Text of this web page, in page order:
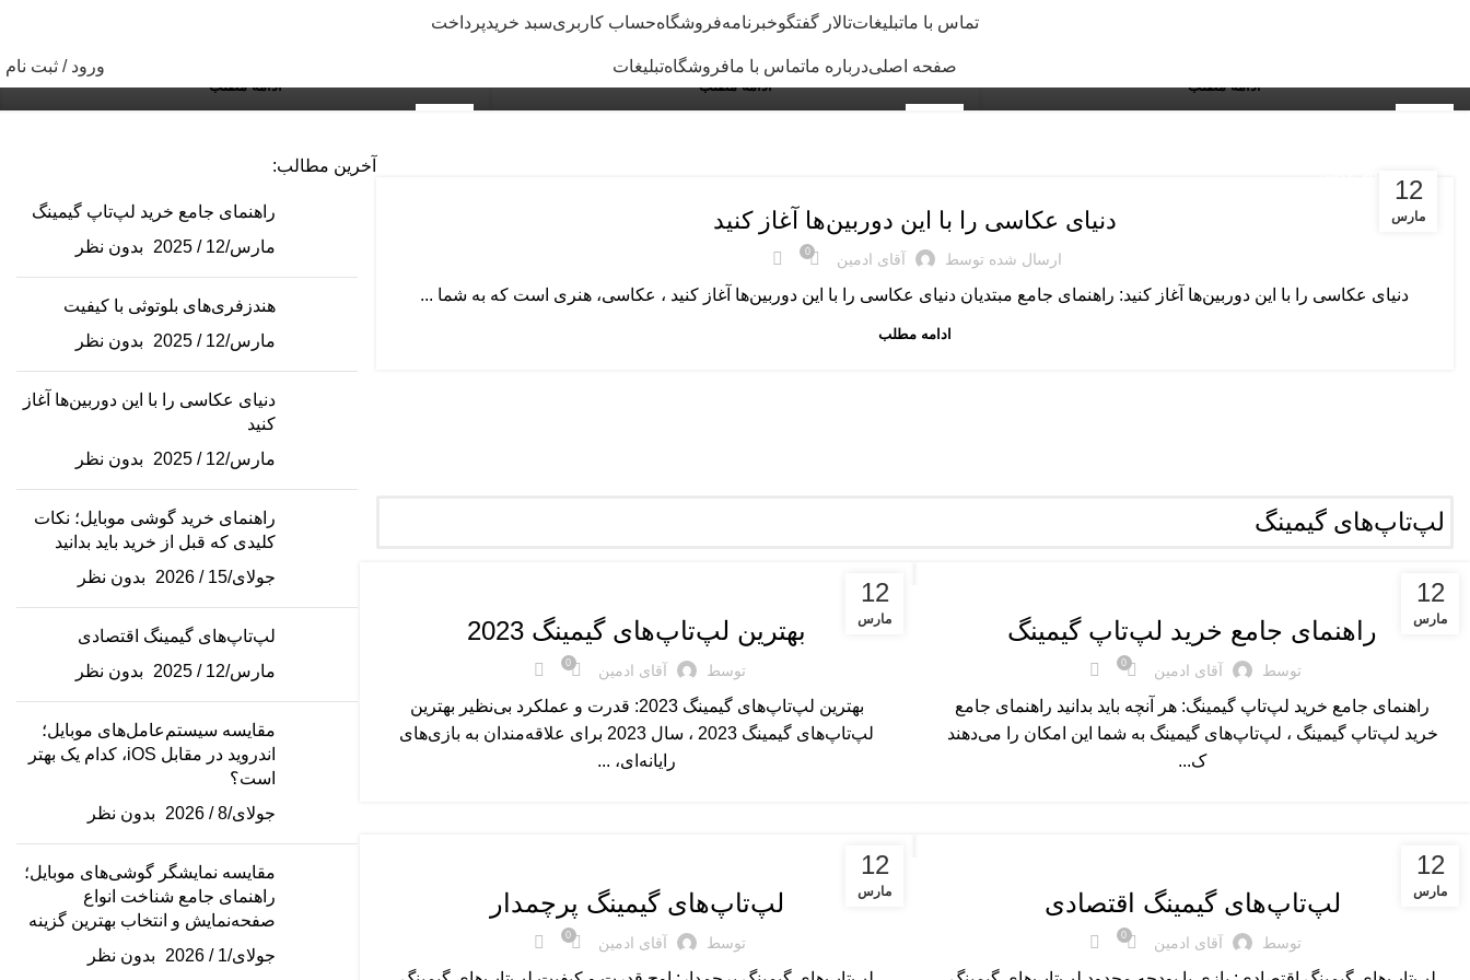
تماس با ماتبلیغاتتالار گفتگوخبرنامهفروشگاهحساب کاربریسبد خریدپرداخت
صفحه اصلیدرباره ماتماس با مافروشگاهتبلیغات ورود / ثبت نام
ادامه مطلب
انتخاب قدرتمندترین گوشی‌های گیمینگ صنعت بازی‌های
ادامه مطلب ادامه مطلب
12
مارس دنیای عکاسی را با این دوربین‌ها آغاز کنید
ارسال شده توسط آقای ادمین 0
دنیای عکاسی را با این دوربین‌ها آغاز کنید: راهنمای جامع مبتدیان دنیای عکاسی را با این دوربین‌ها آغاز کنید ، عکاسی، هنری است که به شما ...
ادامه مطلب
لپ‌تاپ‌های گیمینگ
12
مارس
لپ‌تاپ‌های گیمینگ
راهنمای جامع خرید لپ‌تاپ گیمینگ
توسط آقای ادمین 0
راهنمای جامع خرید لپ‌تاپ گیمینگ: هر آنچه باید بدانید راهنمای جامع
خرید لپ‌تاپ گیمینگ ، لپ‌تاپ‌های گیمینگ به شما این امکان را می‌دهند
ک...
12
مارس
لپ‌تاپ‌های گیمینگ
بهترین لپ‌تاپ‌های گیمینگ 2023
توسط آقای ادمین 0
بهترین لپ‌تاپ‌های گیمینگ 2023: قدرت و عملکرد بی‌نظیر بهترین
لپ‌تاپ‌های گیمینگ 2023 ، سال 2023 برای علاقه‌مندان به بازی‌های
رایانه‌ای، ...
12
مارس
لپ‌تاپ‌های گیمینگ
لپ‌تاپ‌های گیمینگ اقتصادی
توسط آقای ادمین 0
12
مارس
لپ‌تاپ‌های گیمینگ
لپ‌تاپ‌های گیمینگ پرچمدار
توسط آقای ادمین 0
آخرین مطالب:
راهنمای جامع خرید لپ‌تاپ گیمینگ
مارس/12 / 2025
بدون نظر
هندزفری‌های بلوتوثی با کیفیت
مارس/12 / 2025
بدون نظر
دنیای عکاسی را با این دوربین‌ها آغاز
کنید
مارس/12 / 2025
بدون نظر
راهنمای خرید گوشی موبایل؛ نکات
کلیدی که قبل از خرید باید بدانید
جولای/15 / 2026
بدون نظر
لپ‌تاپ‌های گیمینگ اقتصادی
مارس/12 / 2025
بدون نظر
مقایسه سیستم‌عامل‌های موبایل؛
اندروید در مقابل iOS، کدام یک بهتر
است؟
جولای/8 / 2026
بدون نظر
مقایسه نمایشگر گوشی‌های موبایل؛
راهنمای جامع شناخت انواع
صفحه‌نمایش و انتخاب بهترین گزینه
جولای/1 / 2026
بدون نظر